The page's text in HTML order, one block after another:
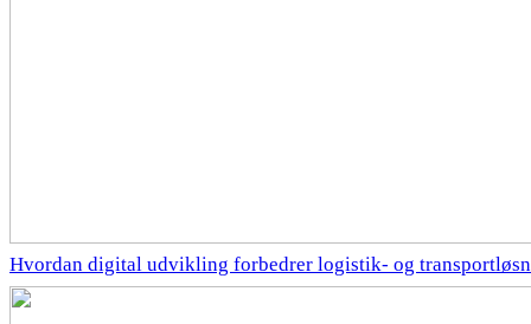
Hvordan digital udvikling forbedrer logistik- og